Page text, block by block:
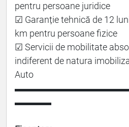
pentru persoane juridice
☑ Garanție tehnică de 12
km pentru persoane fizice
☑ Servicii de mobilitate
indiferent de natura
Auto
▬▬▬▬